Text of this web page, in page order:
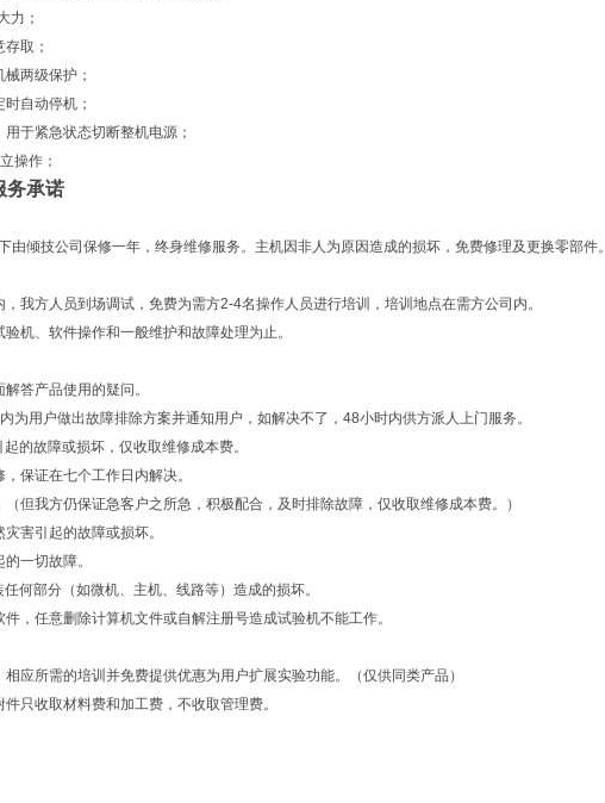
力；
取；
两级保护；
自动停机；
于紧急状态切断整机电源；
操作；
服务承诺
由倾技公司保修一年，终身维修服务。主机因非人为原因造成的损坏，免费修理及更换零部件。
我方人员到场调试，免费为需方2-4名操作人员进行培训，培训地点在需方公司内。
机、软件操作和一般维护和故障处理为止。
答产品使用的疑问。
为用户做出故障排除方案并通知用户，如解决不了，48小时内供方派人上门服务。
的故障或损坏，仅收取维修成本费。
保证在七个工作日内解决。
但我方仍保证急客户之所急，积极配合，及时排除故障，仅收取维修成本费。）
害引起的故障或损坏。
一切故障。
何部分（如微机、主机、线路等）造成的损坏。
，任意删除计算机文件或自解注册号造成试验机不能工作。
应所需的培训并免费提供优惠为用户扩展实验功能。（仅供同类产品）
只收取材料费和加工费，不收取管理费。